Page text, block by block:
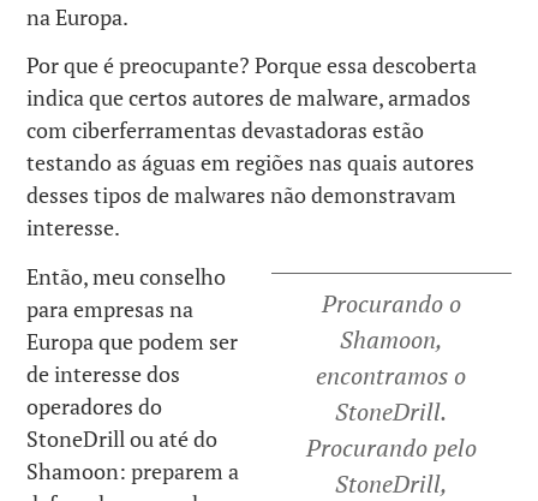
na Europa.
Por que é preocupante? Porque essa descoberta
indica que certos autores de malware, armados
com ciberferramentas devastadoras estão
testando as águas em regiões nas quais autores
desses tipos de malwares não demonstravam
interesse.
Procurando o
Shamoon,
encontramos o
StoneDrill.
Procurando pelo
StoneDrill,
Então, meu conselho
para empresas na
Europa que podem ser
de interesse dos
operadores do
StoneDrill ou até do
Shamoon: preparem a